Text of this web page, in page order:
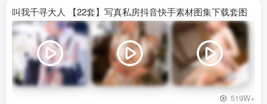
叫我千寻大人 【22套】写真私房抖音快手素材图集下载套图
519W+